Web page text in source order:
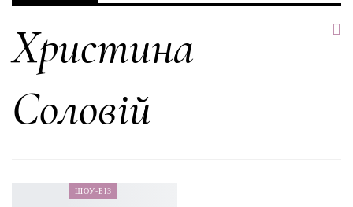
Христина
Соловій
ШОУ-БІЗ